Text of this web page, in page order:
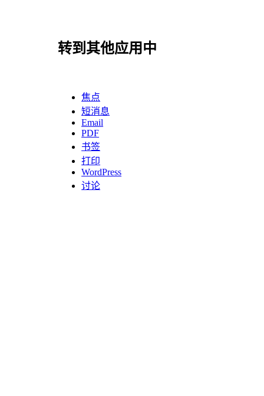
转到其他应用中
焦点
短消息
Email
PDF
书签
打印
WordPress
讨论